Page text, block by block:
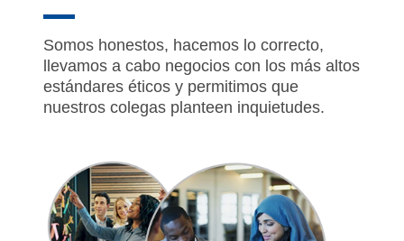
Somos honestos, hacemos lo correcto,
llevamos a cabo negocios con los más altos
estándares éticos y permitimos que
nuestros colegas planteen inquietudes.